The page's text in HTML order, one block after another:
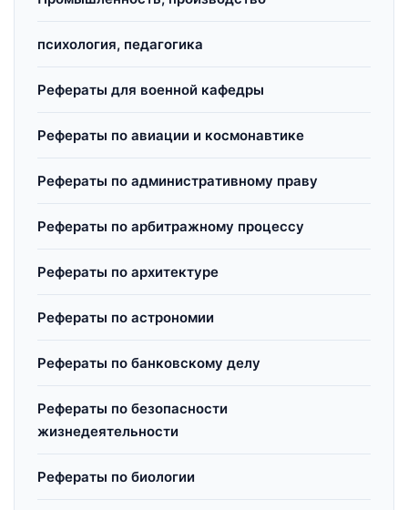
психология, педагогика
Рефераты для военной кафедры
Рефераты по авиации и космонавтике
Рефераты по административному праву
Рефераты по арбитражному процессу
Рефераты по архитектуре
Рефераты по астрономии
Рефераты по банковскому делу
Рефераты по безопасности
жизнедеятельности
Рефераты по биологии